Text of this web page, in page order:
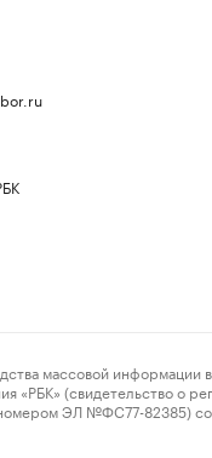
массовой информации
(свидетельство о
номером ЭЛ №ФС77-82385)